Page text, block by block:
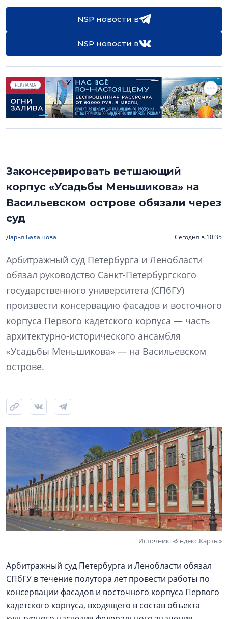
NSP новости в
NSP новости в
РЕКЛАМА
Законсервировать ветшающий
корпус «Усадьбы Меньшикова» на
Васильевском острове обязали через
суд
Дарья Балашова Сегодня в 10:35
Арбитражный суд Петербурга и Ленобласти
обязал руководство Санкт-Петербургского
государственного университета (СПбГУ)
произвести консервацию фасадов и восточного
корпуса Первого кадетского корпуса — часть
архитектурно-исторического ансамбля
«Усадьбы Меньшикова» — на Васильевском
острове.
Источник: «Яндекс.Карты»
Арбитражный суд Петербурга и Ленобласти обязал
СПбГУ в течение полутора лет провести работы по
консервации фасадов и восточного корпуса Первого
кадетского корпуса, входящего в состав объекта